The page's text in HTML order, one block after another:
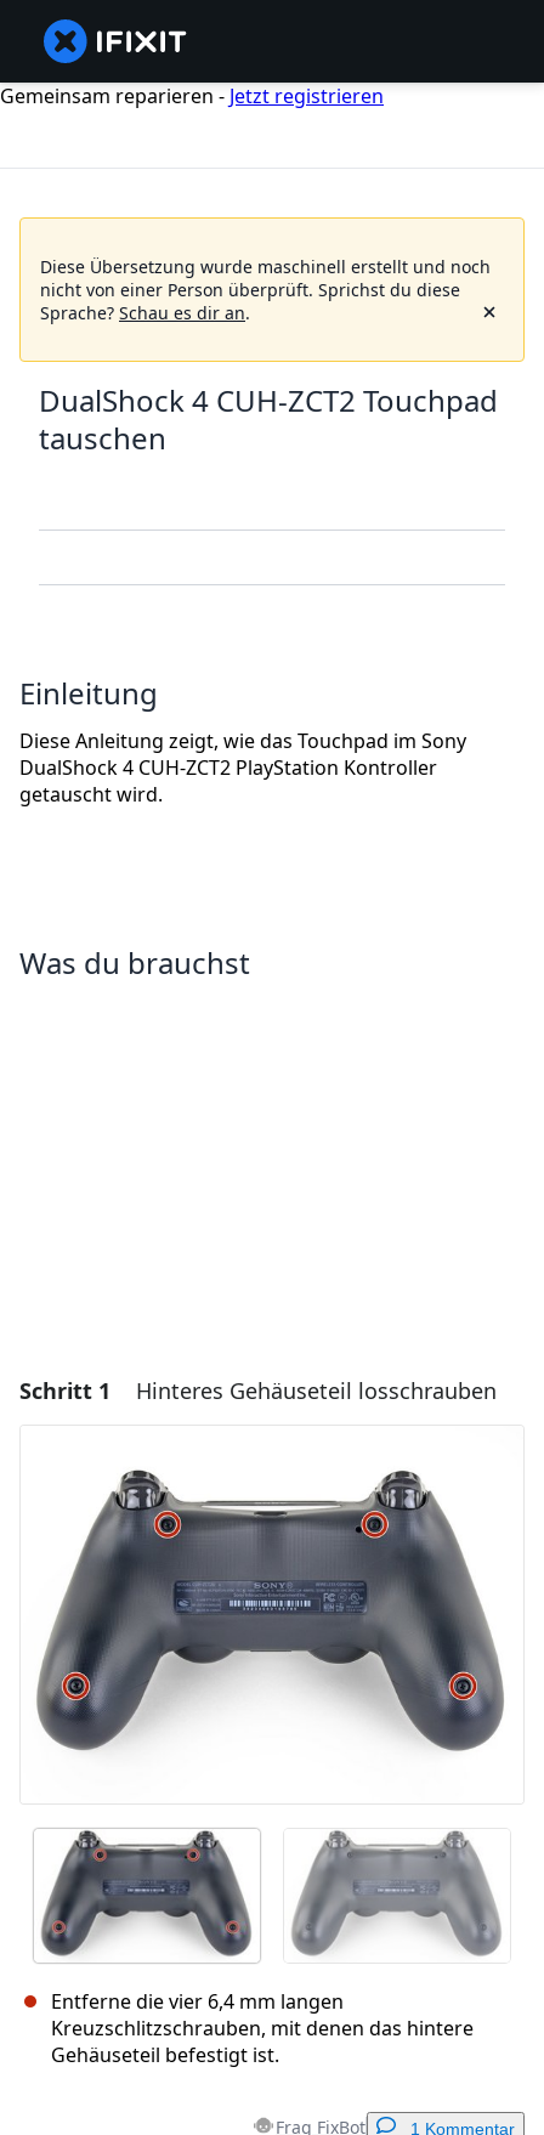
Gemeinsam reparieren - Jetzt registrieren
Diese Übersetzung wurde maschinell erstellt und noch
nicht von einer Person überprüft. Sprichst du diese
Sprache? Schau es dir an.
DualShock 4 CUH-ZCT2 Touchpad
tauschen
Einleitung
Diese Anleitung zeigt, wie das Touchpad im Sony
DualShock 4 CUH-ZCT2 PlayStation Kontroller
getauscht wird.
Was du brauchst
Schritt 1 Hinteres Gehäuseteil losschrauben
Entferne die vier 6,4 mm langen
Kreuzschlitzschrauben, mit denen das hintere
Gehäuseteil befestigt ist.
Frag FixBot 1 Kommentar